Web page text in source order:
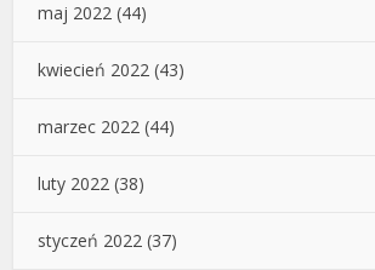
maj 2022 (44)
kwiecień 2022 (43)
marzec 2022 (44)
luty 2022 (38)
styczeń 2022 (37)